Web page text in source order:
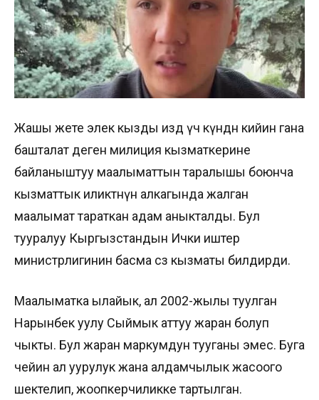
Жашы жете элек кызды издөө үч күндөн кийин гана
башталат деген милиция кызматкерине
байланыштуу маалыматтын таралышы боюнча
кызматтык иликтөөнүн алкагында жалган
маалымат тараткан адам аныкталды. Бул
тууралуу Кыргызстандын Ички иштер
министрлигинин басма сөз кызматы билдирди.
Маалыматка ылайык, ал 2002-жылы туулган
Нарынбек уулу Сыймык аттуу жаран болуп
чыкты. Бул жаран маркумдун тууганы эмес. Буга
чейин ал уурулук жана алдамчылык жасоого
шектелип, жоопкерчиликке тартылган.